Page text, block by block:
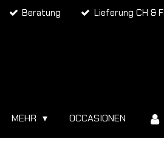
Beratung Lieferung CH &
MEHR OCCASIONEN